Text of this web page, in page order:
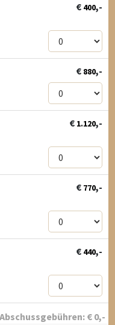
€ 400,-
€ 880,-
€ 1.120,-
€ 770,-
€ 440,-
€ 0,-